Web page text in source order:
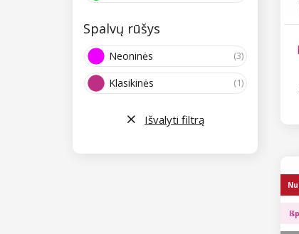
Spalvų rūšys
Neoninės (3)
Klasikinės (1)
Išvalyti filtrą